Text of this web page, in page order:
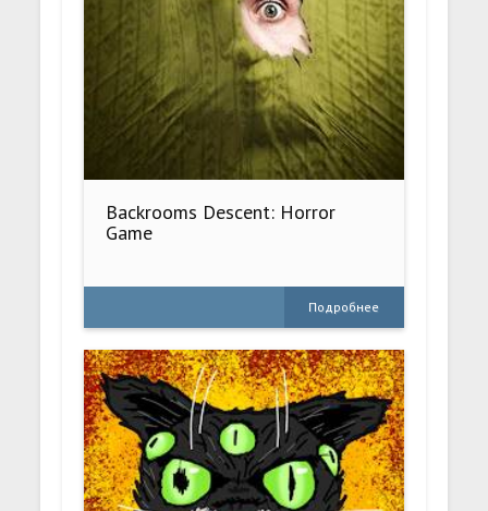
Backrooms Descent: Horror
Game
Подробнее